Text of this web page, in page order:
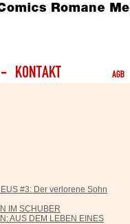
#3: Der verlorene Sohn
IM SCHUBER
AUS DEM LEBEN EINES